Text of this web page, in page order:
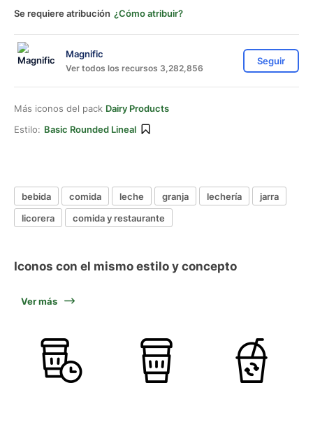
Se requiere atribución ¿Cómo atribuir?
Magnific
Ver todos los recursos 3,282,856
Seguir
Más iconos del pack Dairy Products
Estilo: Basic Rounded Lineal
bebida comida leche granja lechería
jarra
licorera
comida y restaurante
Iconos con el mismo estilo y concepto
Ver más